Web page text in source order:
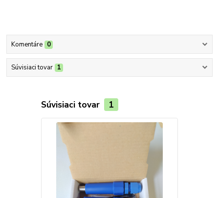
Komentáre 0
Súvisiaci tovar 1
Súvisiaci tovar 1